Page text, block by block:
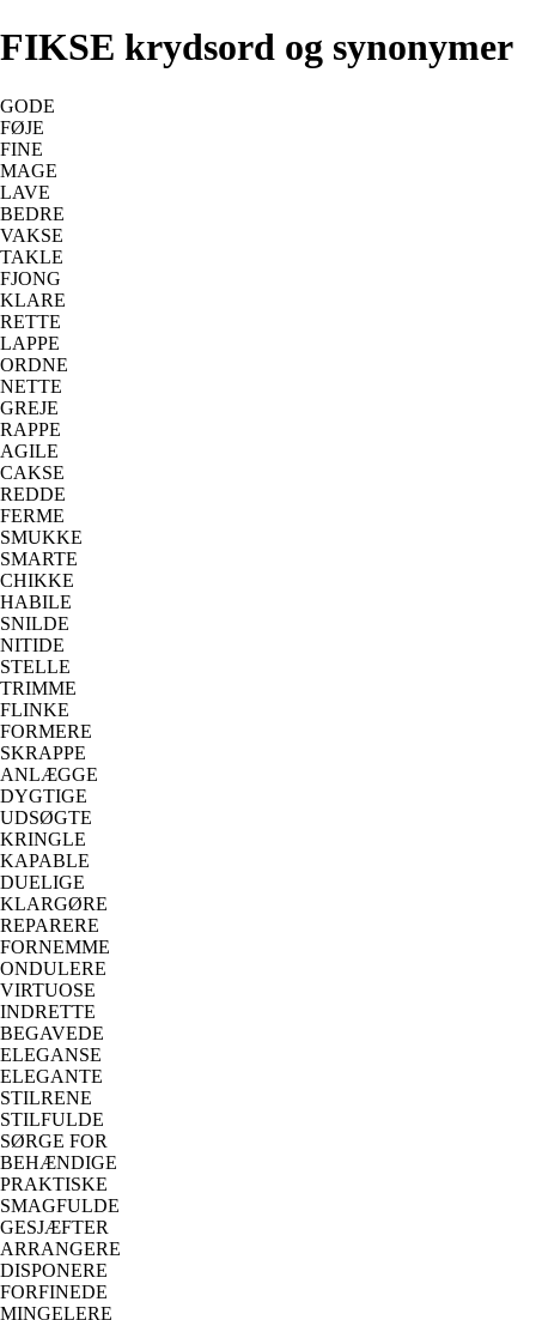
FIKSE krydsord og synonymer
GODE
FØJE
FINE
MAGE
LAVE
BEDRE
VAKSE
TAKLE
FJONG
KLARE
RETTE
LAPPE
ORDNE
NETTE
GREJE
RAPPE
AGILE
CAKSE
REDDE
FERME
SMUKKE
SMARTE
CHIKKE
HABILE
SNILDE
NITIDE
STELLE
TRIMME
FLINKE
FORMERE
SKRAPPE
ANLÆGGE
DYGTIGE
UDSØGTE
KRINGLE
KAPABLE
DUELIGE
KLARGØRE
REPARERE
FORNEMME
ONDULERE
VIRTUOSE
INDRETTE
BEGAVEDE
ELEGANSE
ELEGANTE
STILRENE
STILFULDE
SØRGE FOR
BEHÆNDIGE
PRAKTISKE
SMAGFULDE
GESJÆFTER
ARRANGERE
DISPONERE
FORFINEDE
MINGELERE